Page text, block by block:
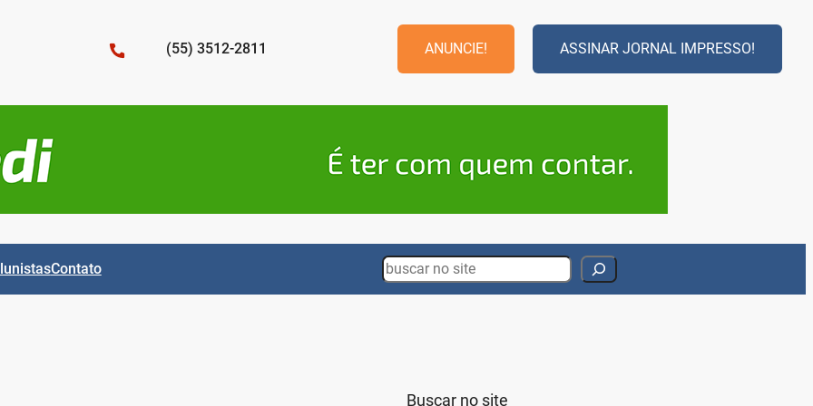
(55) 3512-2811 ANUNCIE! ASSINAR JORNAL IMPRESSO!
Contato Search
Buscar no site